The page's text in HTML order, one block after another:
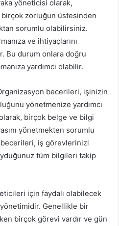
yöneticisi olarak,
birçok zorluğun üstesinden
sorumlu olabilirsiniz.
ve ihtiyaçlarını
Bu durum onlara doğru
yardımcı olabilir.
becerileri, işinizin
yönetmenize yardımcı
birçok belge ve bilgi
yönetmekten sorumlu
iş görevlerinizi
tüm bilgileri takip
için faydalı olabilecek
Genellikle bir
birçok görevi vardır ve gün